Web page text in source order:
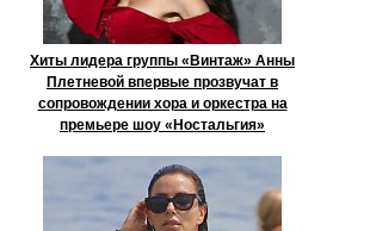
Хиты лидера группы «Винтаж» Анны
Плетневой впервые прозвучат в
сопровождении хора и оркестра на
премьере шоу «Ностальгия»